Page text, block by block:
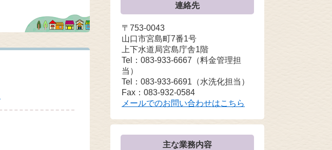
連絡先
〒753-0043
山口市宮島町7番1号
上下水道局宮島庁舎1階
Tel：083-933-6667 （料金管理担
当）
Tel：083-933-6691 （水洗化担当）
Fax：083-932-0584
メールでのお問い合わせはこちら
主な業務内容